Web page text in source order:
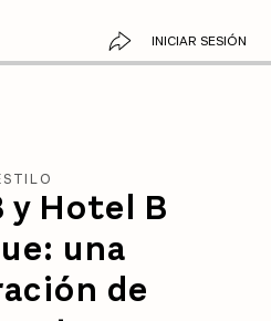
INICIAR SESIÓN
y Hotel B
una
de